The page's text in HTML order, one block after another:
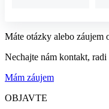
Máte otázky alebo záujem
Nechajte nám kontakt, radi
Mám záujem
OBJAVTE